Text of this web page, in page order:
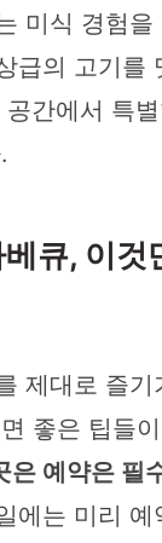
미식 경험을
급의 고기를
간에서 특
큐, 이것
제대로 즐기
좋은 팁들
은 예약은 필
에는 미리 예